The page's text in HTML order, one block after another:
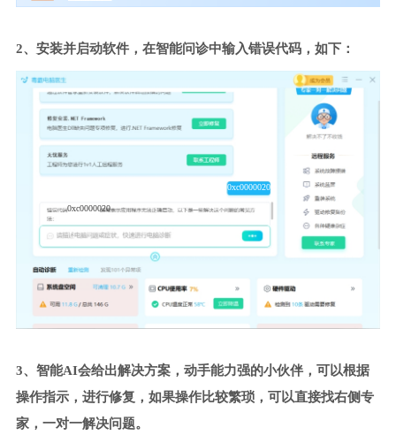
2、安装并启动软件，在智能问诊中输入错误代码，如下：
0xc0000020
0xc0000020
3、智能AI会给出解决方案，动手能力强的小伙伴，可以根据
操作指示，进行修复，如果操作比较繁琐，可以直接找右侧专
家，一对一解决问题。